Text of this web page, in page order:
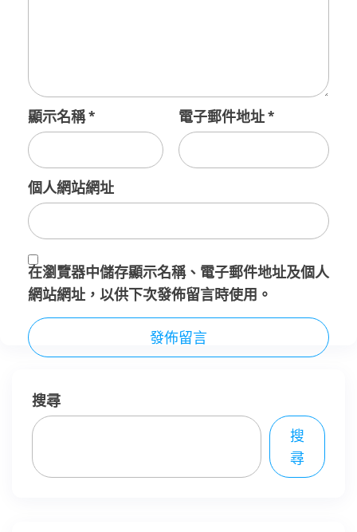
顯示名稱* 電子郵件地址*
個人網站網址
在瀏覽器中儲存顯示名稱、電子郵件地址及個人
網站網址，以供下次發佈留言時使用。
搜尋
搜
尋